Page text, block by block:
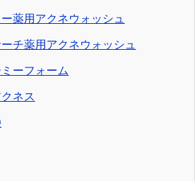
薬用アクネウォッシュ
チ薬用アクネウォッシュ
ーフォーム
ネス